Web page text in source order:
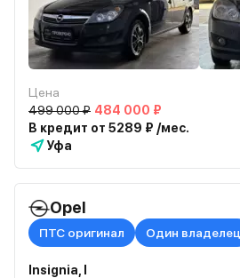
Цена
499 000 ₽ 484 000 ₽
В кредит от 5289 ₽ /мес.
Уфа
Opel
ПТС оригинал Один владелец
Insignia, I